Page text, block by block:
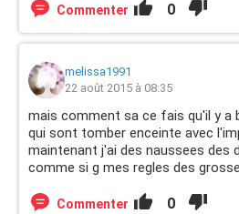
Commenter 0
melissa1991
22 août 2015 à 08:35
mais comment sa ce fais qu'il y a
qui sont tomber enceinte avec
maintenant j'ai des naussees des
comme si g mes regles des
Commenter 0